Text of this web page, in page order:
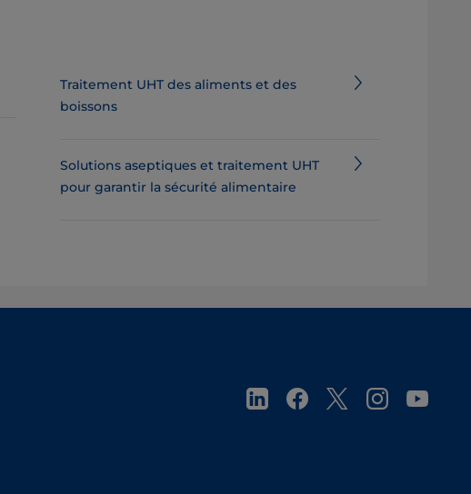
Traitement UHT des aliments et des
boissons
Solutions aseptiques et traitement UHT
pour garantir la sécurité alimentaire